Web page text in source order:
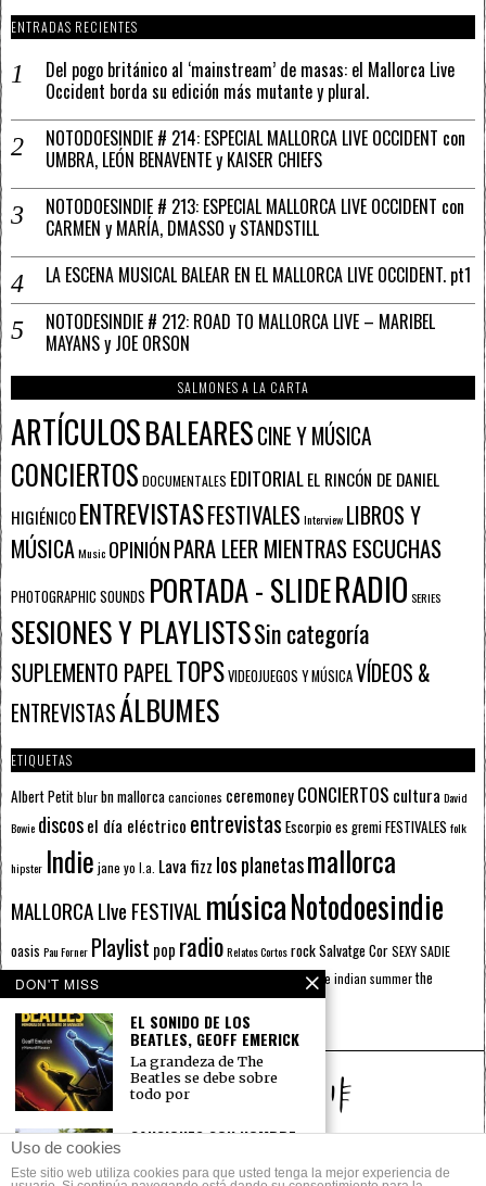
ENTRADAS RECIENTES
Del pogo británico al ‘mainstream’ de masas: el Mallorca Live
Occident borda su edición más mutante y plural.
NOTODOESINDIE # 214: ESPECIAL MALLORCA LIVE OCCIDENT con
UMBRA, LEÓN BENAVENTE y KAISER CHIEFS
NOTODOESINDIE # 213: ESPECIAL MALLORCA LIVE OCCIDENT con
CARMEN y MARÍA, DMASSO y STANDSTILL
LA ESCENA MUSICAL BALEAR EN EL MALLORCA LIVE OCCIDENT. pt1
NOTODESINDIE # 212: ROAD TO MALLORCA LIVE – MARIBEL
MAYANS y JOE ORSON
SALMONES A LA CARTA
ARTÍCULOSBALEARESCINE Y MÚSICA
CONCIERTOS DOCUMENTALES EDITORIALEL RINCÓN DE DANIEL
HIGIÉNICOENTREVISTASFESTIVALESInterview LIBROS Y
MÚSICAMusic OPINIÓNPARA LEER MIENTRAS ESCUCHAS
PHOTOGRAPHIC SOUNDS PORTADA - SLIDERADIO SERIES
SESIONES Y PLAYLISTSSin categoría
SUPLEMENTO PAPELTOPSVIDEOJUEGOS Y MÚSICAVÍDEOS &
ENTREVISTASÁLBUMES
ETIQUETAS
Albert Petitblurbn mallorcacanciones ceremoneyCONCIERTOS cultura David
Bowie discosel día eléctrico entrevistas Escorpioes gremiFESTIVALES folk
hipster Indie jane yo l.a. Lava fizz los planetasmallorca
MALLORCA LIve FESTIVAL músicaNotodoesindie
oasis Pau Forner Playlist pop radioRelatos CortosrockSalvatge CorSEXY SADIE
sputniksputnik radio The Beatles the curethe indian summerthe
the wheelsu2 álbumes
Uso de cookies
Este sitio web utiliza cookies para que usted tenga la mejor experiencia de
DON'T MISS
EL SONIDO DE LOS
BEATLES, GEOFF EMERICK
La grandeza de The
Beatles se debe sobre
todo por
CANCIONES CON NOMBRE
Eleanor, Valentine,